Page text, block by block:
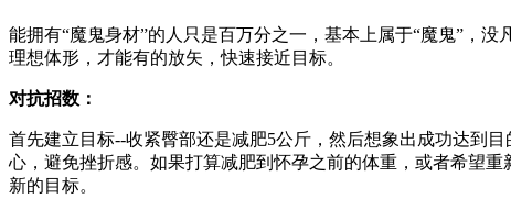
能拥有“魔鬼身材”的人只是百万分之一，基本上属于“魔鬼”，
理想体形，才能有的放矢，快速接近目标。
对抗招数：
首先建立目标--收紧臀部还是减肥5公斤，然后想象出成功达到
心，避免挫折感。如果打算减肥到怀孕之前的体重，或者希望
新的目标。